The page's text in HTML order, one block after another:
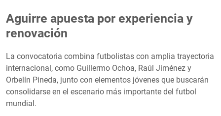
Aguirre apuesta por experiencia y
renovación
La convocatoria combina futbolistas con amplia trayectoria
internacional, como Guillermo Ochoa, Raúl Jiménez y
Orbelín Pineda, junto con elementos jóvenes que buscarán
consolidarse en el escenario más importante del futbol
mundial.